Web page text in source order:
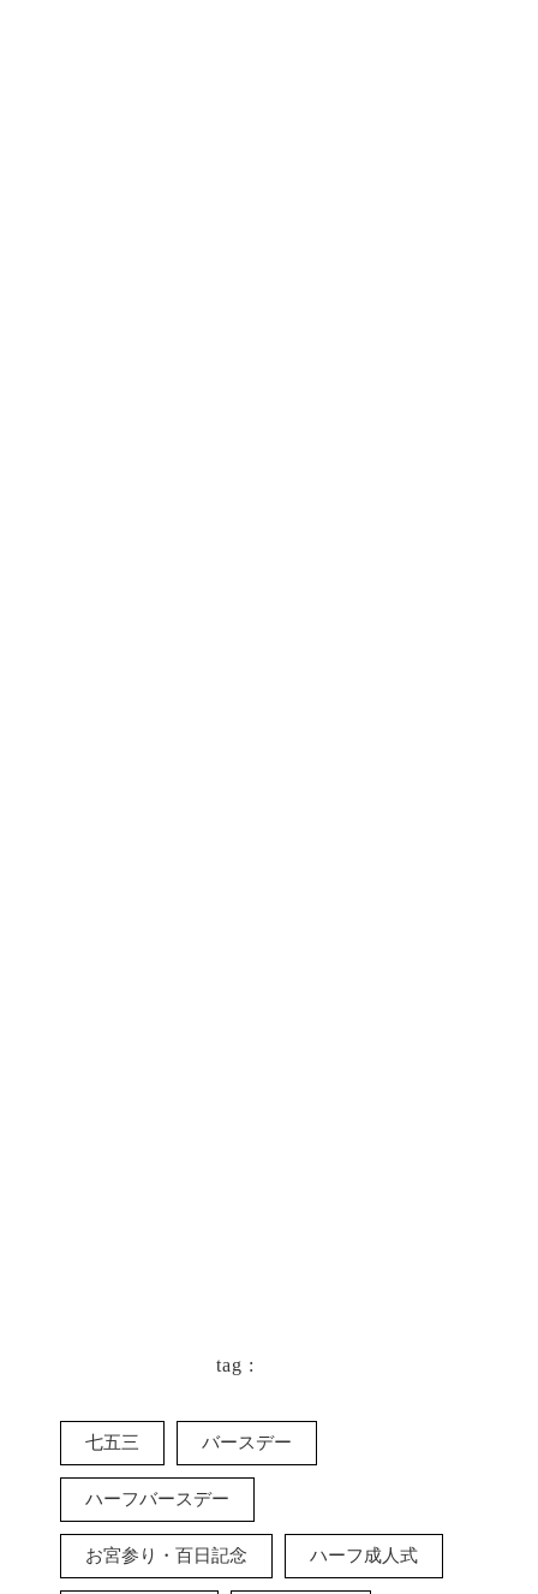
tag :
七五三 バースデー
ハーフバースデー
お宮参り・百日記念 ハーフ成人式